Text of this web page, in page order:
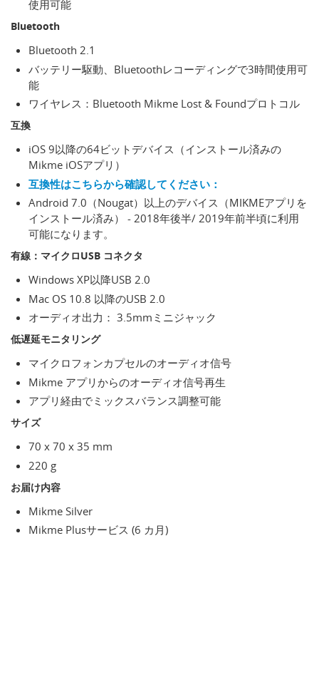
使用可能
Bluetooth
Bluetooth 2.1
バッテリー駆動、Bluetoothレコーディングで3時間使用可
能
ワイヤレス：Bluetooth Mikme Lost & Foundプロトコル
互換
iOS 9以降の64ビットデバイス（インストール済みの
Mikme iOSアプリ）
互換性はこちらから確認してください：
Android 7.0（Nougat）以上のデバイス（MIKMEアプリを
インストール済み） - 2018年後半/ 2019年前半頃に利用
可能になります。
有線：マイクロUSB コネクタ
Windows XP以降USB 2.0
Mac OS 10.8 以降のUSB 2.0
オーディオ出力： 3.5mmミニジャック
低遅延モニタリング
マイクロフォンカプセルのオーディオ信号
Mikme アプリからのオーディオ信号再生
アプリ経由でミックスバランス調整可能
サイズ
70 x 70 x 35 mm
220 g
お届け内容
Mikme Silver
Mikme Plusサービス (6 カ月)